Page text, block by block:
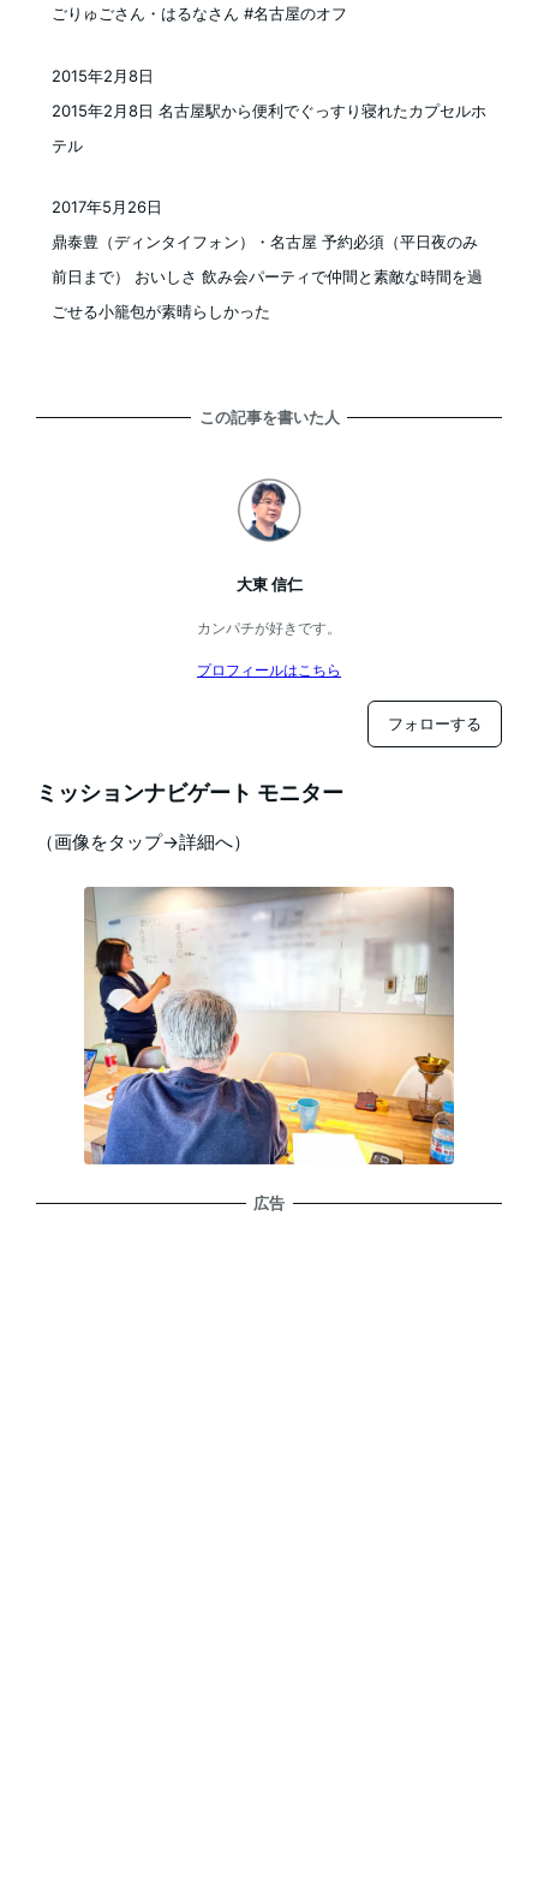
ごりゅごさん・はるなさん #名古屋のオフ
2015年2月8日 名古屋駅から便利でぐっすり寝れたカプセルホ
テル
2015年2月8日
鼎泰豊（ディンタイフォン）・名古屋 予約必須（平日夜のみ
前日まで） おいしさ 飲み会パーティで仲間と素敵な時間を過
ごせる小籠包が素晴らしかった
2017年5月26日
この記事を書いた人
大東 信仁
カンパチが好きです。
プロフィールはこちら
フォローする
ミッションナビゲート モニター
（画像をタップ→詳細へ）
広告